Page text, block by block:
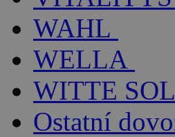
WAHL
WELLA
WITTE
Ostatní